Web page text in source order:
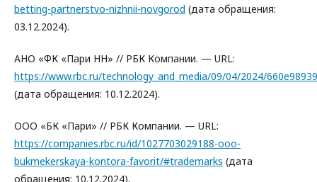
betting-partnerstvo-nizhnii-novgorod (дата обращения:
03.12.2024).
АНО «ФК «Пари НН» // РБК Компании. — URL:
https://www.rbc.ru/technology_and_media/09/04/2024/
(дата обращения: 10.12.2024).
ООО «БК «Пари» // РБК Компании. — URL:
https://companies.rbc.ru/id/1027703029188-ooo-
bukmekerskaya-kontora-favorit/#trademarks (дата
обращения: 10.12.2024).